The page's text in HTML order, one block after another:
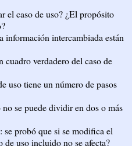
el caso de uso? ¿El propósito
información intercambiada están
cuadro verdadero del caso de
uso tiene un número de pasos
se puede dividir en dos o más
se probó que si se modifica el
de uso incluido no se afecta?